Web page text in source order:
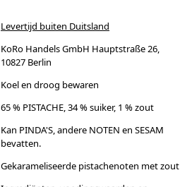
Levertijd buiten Duitsland
KoRo Handels GmbH Hauptstraße 26,
10827 Berlin
Koel en droog bewaren
65 % PISTACHE, 34 % suiker, 1 % zout
Kan PINDA'S, andere NOTEN en SESAM
bevatten.
Gekarameliseerde pistachenoten met zout